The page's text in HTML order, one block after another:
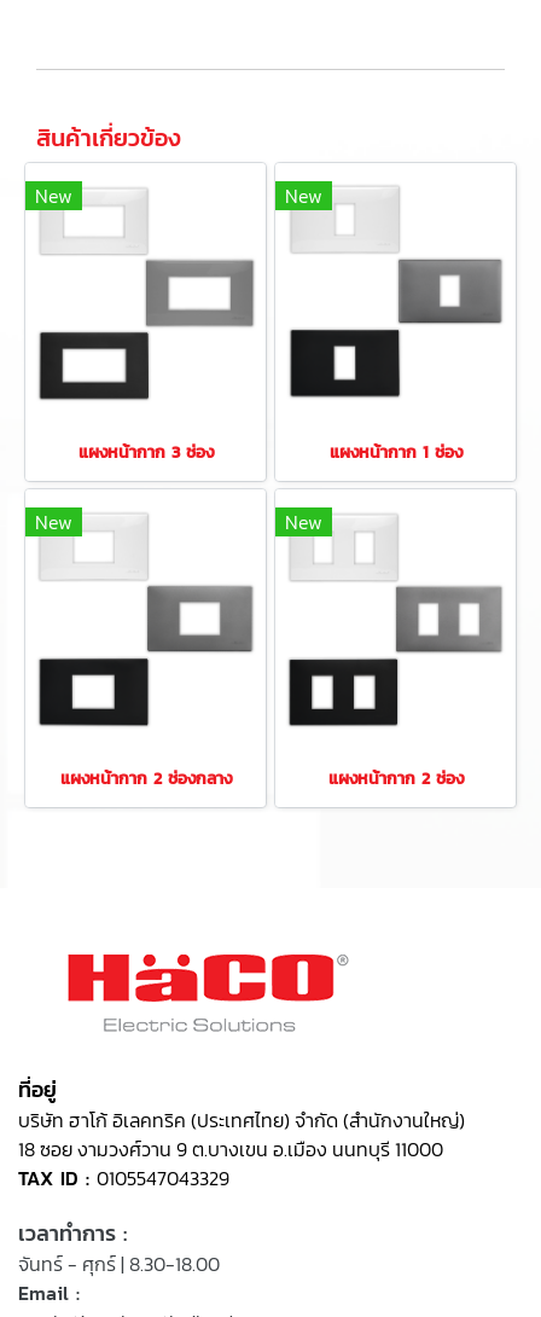
สินค้าเกี่ยวข้อง
New
แผงหน้ากาก 3 ช่อง
New
แผงหน้ากาก 1 ช่อง
New
แผงหน้ากาก 2 ช่องกลาง
New
แผงหน้ากาก 2 ช่อง
ที่อยู่
บริษัท ฮาโก้ อิเลคทริค (ประเทศไทย) จำกัด (สำนักงานใหญ่)
18 ซอย งามวงศ์วาน 9 ต.บางเขน อ.เมือง นนทบุรี 11000
TAX ID : 0105547043329
เวลาทำการ :
จันทร์ - ศุกร์ | 8.30-18.00
Email :